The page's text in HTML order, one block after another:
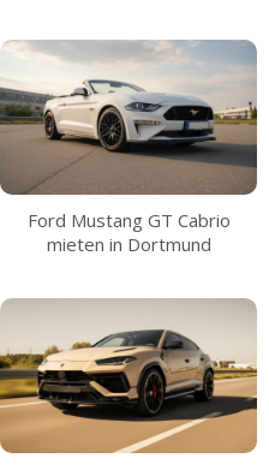
Ford Mustang GT Cabrio
mieten in Dortmund